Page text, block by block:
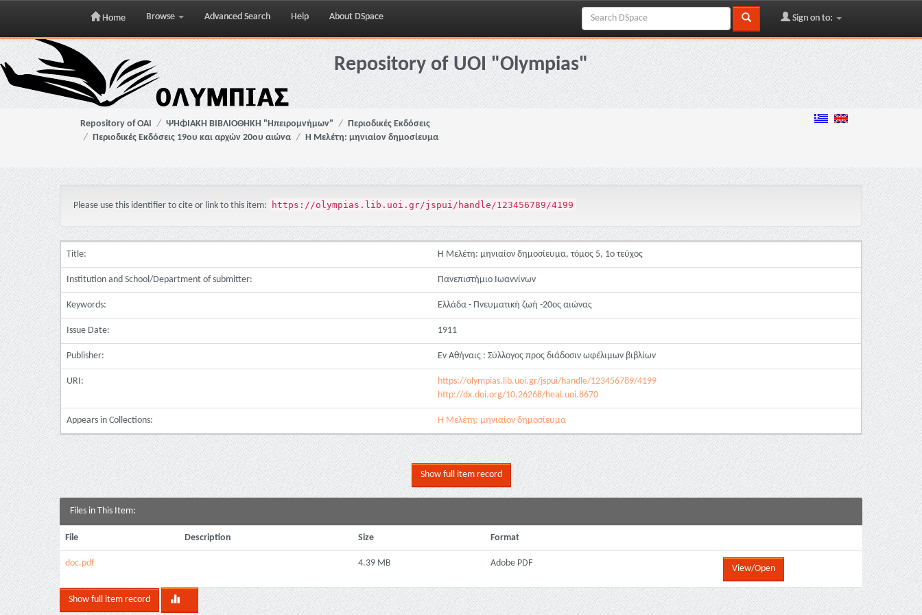
Skip
navigation
Home Browse Advanced Search Help About DSpace Sign on to:
Repository of UOI "Olympias"
Repository of OAI ΨΗΦΙΑΚΗ ΒΙΒΛΙΟΘΗΚΗ "Ηπειρομνήμων"
Περιοδικές Εκδόσεις
Περιοδικές Εκδόσεις 19ου και αρχών 20ου αιώνα
Η Μελέτη: μηνιαίον δημοσίευμα
Please use this identifier to cite or link to this item: https://olympias.lib.uoi.gr/jspui/handle/123456789/4199
Title: Η Μελέτη: μηνιαίον δημοσίευμα, τόμος 5, 1ο τεύχος
Institution and School/Department of submitter: Πανεπιστήμιο Ιωαννίνων
Keywords: Ελλάδα - Πνευματική ζωή -20ος αιώνας
Issue Date: 1911
Publisher: Εν Αθήναις : Σύλλογος προς διάδοσιν ωφέλιμων βιβλίων
URI:
https://olympias.lib.uoi.gr/jspui/handle/123456789/4199
http://dx.doi.org/10.26268/heal.uoi.8670
Appears in Collections: Η Μελέτη: μηνιαίον δημοσίευμα
Show full item record
Files in This Item:
File Description Size Format
doc.pdf 4.39 MB Adobe PDF
View/Open
Show full item record